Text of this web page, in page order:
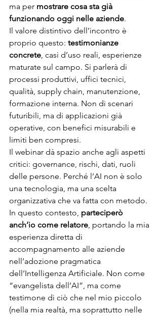
ma per mostrare cosa sta già
funzionando oggi nelle aziende.
Il valore distintivo dell’incontro è
proprio questo: testimonianze
concrete , casi d’uso reali, esperienze
maturate sul campo. Si parlerà di
processi produttivi, uffici tecnici,
qualità, supply chain, manutenzione,
formazione interna. Non di scenari
futuribili, ma di applicazioni già
operative, con benefici misurabili e
limiti ben compresi.
Il webinar dà spazio anche agli aspetti
critici: governance, rischi, dati, ruoli
delle persone. Perché l’AI non è solo
una tecnologia, ma una scelta
organizzativa che va fatta con metodo.
In questo contesto, parteciperò
anch’io come relatore , portando la mia
esperienza diretta di
accompagnamento alle aziende
nell’adozione pragmatica
dell’Intelligenza Artificiale. Non come
“evangelista dell’AI”, ma come
testimone di ciò che nel mio piccolo
(nella mia realtà, ma soprattutto nelle